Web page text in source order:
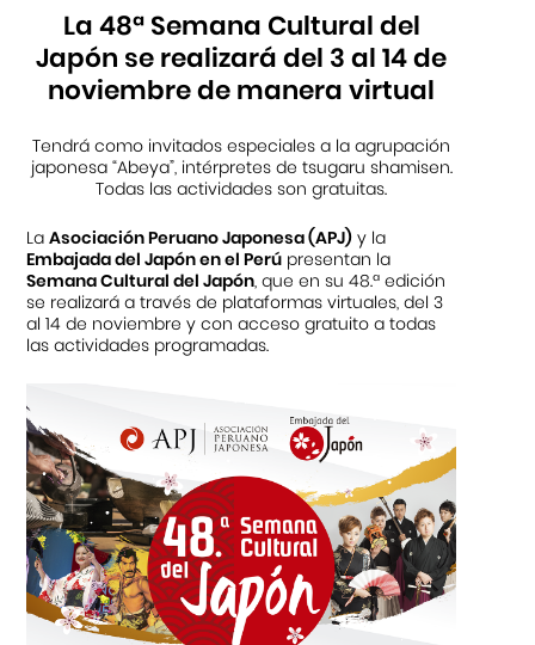
La 48ª Semana Cultural del
Japón se realizará del 3 al 14 de
noviembre de manera virtual
Tendrá como invitados especiales a la agrupación
japonesa “Abeya”, intérpretes de tsugaru shamisen.
Todas las actividades son gratuitas.
LaAsociación Peruano Japonesa (APJ) y la
Embajada del Japón en el Perú presentan la
Semana Cultural del Japón, que en su 48.ª edición
se realizará a través de plataformas virtuales, del 3
al 14 de noviembre y con acceso gratuito a todas
las actividades programadas.